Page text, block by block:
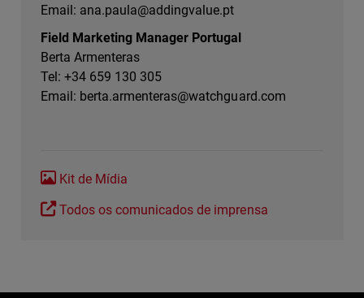
Email: ana.paula@addingvalue.pt
Field Marketing Manager Portugal
Berta Armenteras
Tel: +34 659 130 305
Email: berta.armenteras@watchguard.com
Kit de Mídia
Todos os comunicados de imprensa